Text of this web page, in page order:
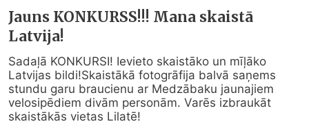
Jauns KONKURSS!!! Mana skaistā
Latvija!
Sadaļā KONKURSI! Ievieto skaistāko un mīļāko
Latvijas bildi!Skaistākā fotogrāfija balvā saņems
stundu garu braucienu ar Medzābaku jaunajiem
velosipēdiem divām personām. Varēs izbraukāt
skaistākās vietas Lilatē!